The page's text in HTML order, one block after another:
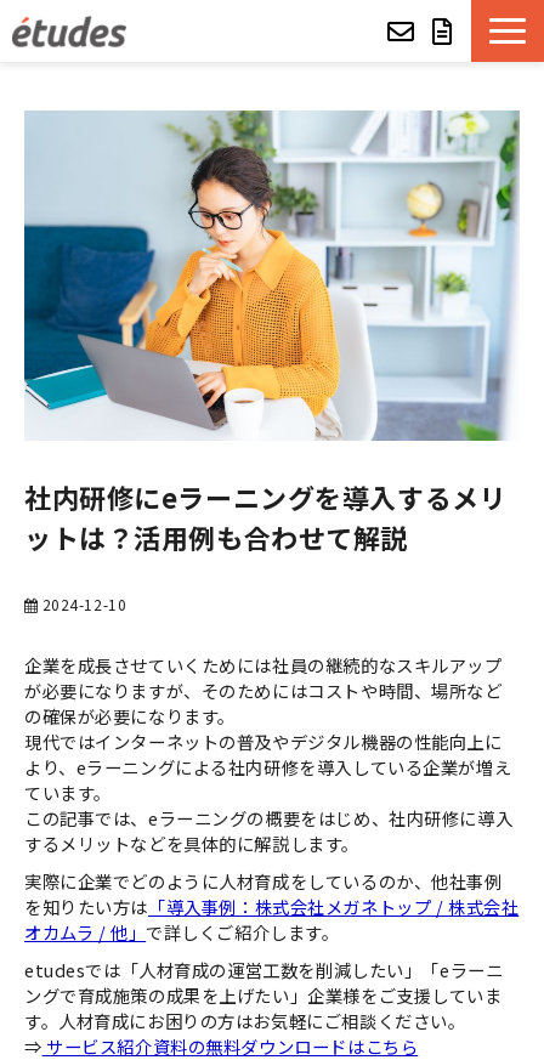
導入事例
eラーニング教材一覧
etudes Basket
alue e-craft
etudes Classroom
社内研修にeラーニングを導入するメリ
ットは？活用例も合わせて解説
2024-12-10
企業を成長させていくためには社員の継続的なスキルアップ
が必要になりますが、そのためにはコストや時間、場所など
の確保が必要になります。
現代ではインターネットの普及やデジタル機器の性能向上に
より、eラーニングによる社内研修を導入している企業が増え
ています。
この記事では、eラーニングの概要をはじめ、社内研修に導入
するメリットなどを具体的に解説します。
実際に企業でどのように人材育成をしているのか、他社事例
を知りたい方は 「導入事例：株式会社メガネトップ / 株式会社
オカムラ / 他」で詳しくご紹介します。
etudesでは「人材育成の運営工数を削減したい」「eラーニ
ングで育成施策の成果を上げたい」企業様をご支援していま
す。人材育成にお困りの方はお気軽にご相談ください。
⇒ サービス紹介資料の無料ダウンロードはこちら